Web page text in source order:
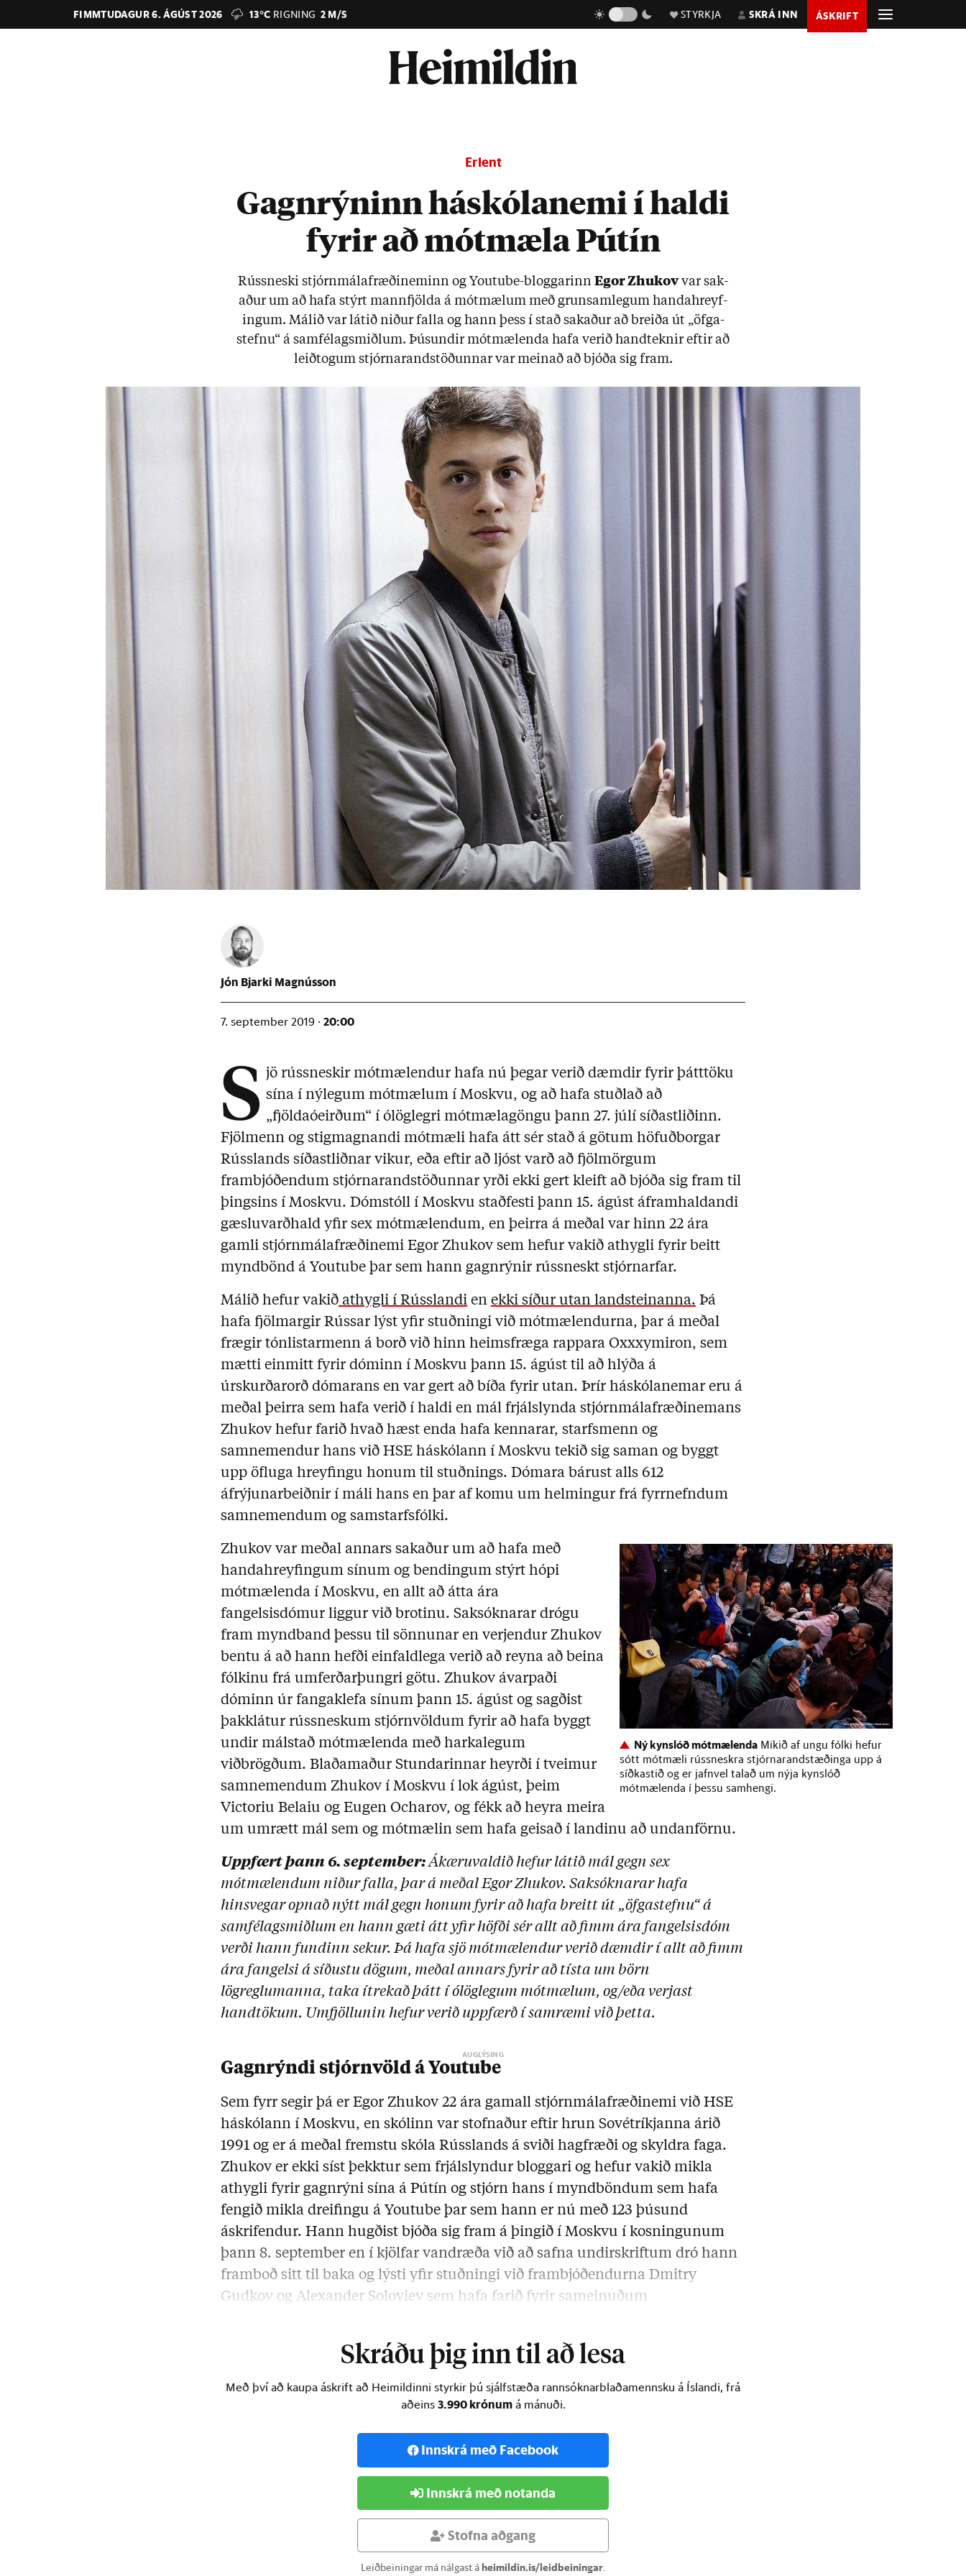
FIMMTUDAGUR 6. ÁGÚST 2026 13°C RIGNING 2 M/S STYRKJA SKRÁ INN ÁSKRIFT
Erlent
Gagnrýninn háskólanemi í haldi
fyrir að mótmæla Pútín
Rúss­neski stjórn­mála­fræð­inem­inn og Youtu­be-blogg­ar­inn Eg­or Zhukov var sak­
að­ur um að hafa stýrt mann­fjölda á mót­mæl­um með grun­sam­leg­um handa­hreyf­
ing­um. Mál­ið var lát­ið nið­ur falla og hann þess í stað sak­að­ur að breiða út „öfga­
stefnu“ á sam­fé­lags­miðl­um. Þús­und­ir mót­mæl­enda hafa ver­ið hand­tekn­ir eft­ir að
leið­tog­um stjórn­ar­and­stöð­unn­ar var mein­að að bjóða sig fram.
Jón Bjarki Magnússon
7. september 2019 · 20:00
S jö rússneskir mótmælendur hafa nú þegar verið dæmdir fyrir þátttöku
sína í nýlegum mótmælum í Moskvu, og að hafa stuðlað að
„fjöldaóeirðum“ í ólöglegri mótmælagöngu þann 27. júlí síðastliðinn.
Fjölmenn og stigmagnandi mótmæli hafa átt sér stað á götum höfuðborgar
Rússlands síðastliðnar vikur, eða eftir að ljóst varð að fjölmörgum
frambjóðendum stjórnarandstöðunnar yrði ekki gert kleift að bjóða sig fram til
þingsins í Moskvu. Dómstóll í Moskvu staðfesti þann 15. ágúst áframhaldandi
gæsluvarðhald yfir sex mótmælendum, en þeirra á meðal var hinn 22 ára
gamli stjórnmálafræðinemi Egor Zhukov sem hefur vakið athygli fyrir beitt
myndbönd á Youtube þar sem hann gagnrýnir rússneskt stjórnarfar.
Málið hefur vakið athygli í Rússlandi en ekki síður utan landsteinanna. Þá
hafa fjölmargir Rússar lýst yfir stuðningi við mótmælendurna, þar á meðal
frægir tónlistarmenn á borð við hinn heimsfræga rappara Oxxxymiron, sem
mætti einmitt fyrir dóminn í Moskvu þann 15. ágúst til að hlýða á
úrskurðarorð dómarans en var gert að bíða fyrir utan. Þrír háskólanemar eru á
meðal þeirra sem hafa verið í haldi en mál frjálslynda stjórnmálafræðinemans
Zhukov hefur farið hvað hæst enda hafa kennarar, starfsmenn og
samnemendur hans við HSE háskólann í Moskvu tekið sig saman og byggt
upp öfluga hreyfingu honum til stuðnings. Dómara bárust alls 612
áfrýjunarbeiðnir í máli hans en þar af komu um helmingur frá fyrrnefndum
samnemendum og samstarfsfólki.
Ný kynslóð mótmælenda Mikið af ungu fólki hefur
sótt mótmæli rússneskra stjórnarandstæðinga upp á
síðkastið og er jafnvel talað um nýja kynslóð
mótmælenda í þessu samhengi.
Zhukov var meðal annars sakaður um að hafa með
handahreyfingum sínum og bendingum stýrt hópi
mótmælenda í Moskvu, en allt að átta ára
fangelsisdómur liggur við brotinu. Saksóknarar drógu
fram myndband þessu til sönnunar en verjendur Zhukov
bentu á að hann hefði einfaldlega verið að reyna að beina
fólkinu frá umferðarþungri götu. Zhukov ávarpaði
dóminn úr fangaklefa sínum þann 15. ágúst og sagðist
þakklátur rússneskum stjórnvöldum fyrir að hafa byggt
undir málstað mótmælenda með harkalegum
viðbrögðum. Blaðamaður Stundarinnar heyrði í tveimur
samnemendum Zhukov í Moskvu í lok ágúst, þeim
Victoriu Belaiu og Eugen Ocharov, og fékk að heyra meira
um umrætt mál sem og mótmælin sem hafa geisað í landinu að undanförnu.
Uppfært þann 6. september:Ákæruvaldið hefur látið mál gegn sex
mótmælendum niður falla, þar á meðal Egor Zhukov. Saksóknarar hafa
hinsvegar opnað nýtt mál gegn honum fyrir að hafa breitt út „öfgastefnu“ á
samfélagsmiðlum en hann gæti átt yfir höfði sér allt að fimm ára fangelsisdóm
verði hann fundinn sekur.Þá hafa sjö mótmælendur verið dæmdir í allt að fimm
ára fangelsi á síðustu dögum, meðal annars fyrir að tísta um börn
lögreglumanna, taka ítrekað þátt í ólöglegum mótmælum, og/eða verjast
handtökum. Umfjöllunin hefur verið uppfærð í samræmi við þetta.
Gagnrýndi stjórnvöld á Youtube
Sem fyrr segir þá er Egor Zhukov 22 ára gamall stjórnmálafræðinemi við HSE
háskólann í Moskvu, en skólinn var stofnaður eftir hrun Sovétríkjanna árið
1991 og er á meðal fremstu skóla Rússlands á sviði hagfræði og skyldra faga.
Zhukov er ekki síst þekktur sem frjálslyndur bloggari og hefur vakið mikla
athygli fyrir gagnrýni sína á Pútín og stjórn hans í myndböndum sem hafa
fengið mikla dreifingu á Youtube þar sem hann er nú með 123 þúsund
áskrifendur. Hann hugðist bjóða sig fram á þingið í Moskvu í kosningunum
þann 8. september en í kjölfar vandræða við að safna undirskriftum dró hann
framboð sitt til baka og lýsti yfir stuðningi við frambjóðendurna Dmitry
Gudkov og Alexander Soloviev sem hafa farið fyrir sameinuðum
Skráðu þig inn til að lesa
Með því að kaupa áskrift að Heimildinni styrkir þú sjálfstæða rannsóknarblaðamennsku á Íslandi, frá
aðeins 3.990 krónumá mánuði.
Innskrá með Facebook
Innskrá með notanda
Stofna aðgang
Leiðbeiningar má nálgast áheimildin.is/leidbeiningar.